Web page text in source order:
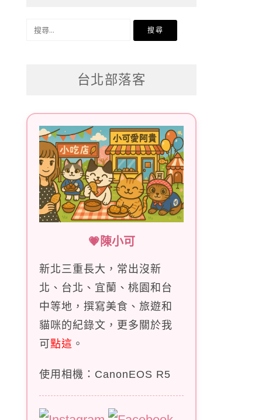
搜
台北部落客
💗陳小可
新北三重長大，常出沒新
北、台北、宜蘭、桃園和台
中等地，撰寫美食、旅遊和
貓咪的紀錄文，更多關於我
可點這 。
使用相機：CanonEOS R5